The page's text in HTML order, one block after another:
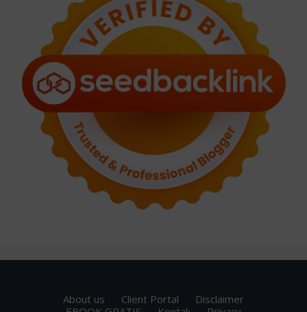
About us Client Portal
Disclaimer